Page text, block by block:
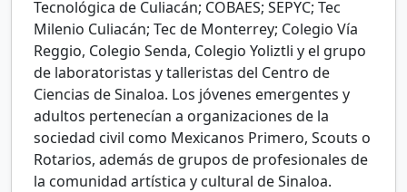
Tecnológica de Culiacán; COBAES; SEPYC; Tec
Milenio Culiacán; Tec de Monterrey; Colegio Vía
Reggio, Colegio Senda, Colegio Yoliztli y el grupo
de laboratoristas y talleristas del Centro de
Ciencias de Sinaloa. Los jóvenes emergentes y
adultos pertenecían a organizaciones de la
sociedad civil como Mexicanos Primero, Scouts o
Rotarios, además de grupos de profesionales de
la comunidad artística y cultural de Sinaloa.